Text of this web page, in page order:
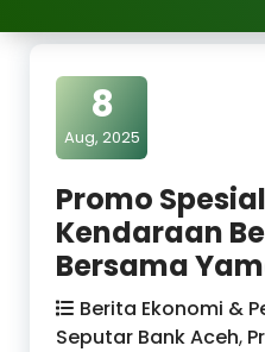
8
Aug, 2025
Promo
Kendaraan
Bersama
Berita Ekonomi &
Seputar Bank Aceh,